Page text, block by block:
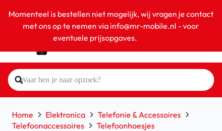
Momenteel is bestellen niet mogelijk, wij vragen je contact
met ons op te nemen via info@mr-mobile.nl - voor
eventuele prijsopgaves.
Home Elektronica
Telefonie & Accessoires
Telefoonaccessoires
Telefoonhoesjes